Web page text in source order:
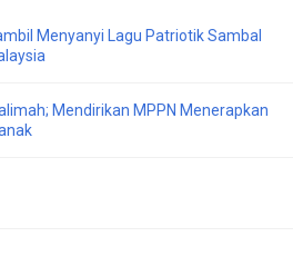
Menyanyi Lagu Patriotik Sambal
Mendirikan MPPN Menerapkan